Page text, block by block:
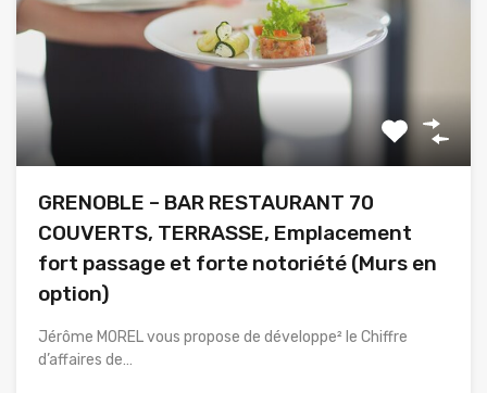
GRENOBLE – BAR RESTAURANT 70
COUVERTS, TERRASSE, Emplacement
fort passage et forte notoriété (Murs en
option)
Jérôme MOREL vous propose de développe² le Chiffre
d’affaires de…